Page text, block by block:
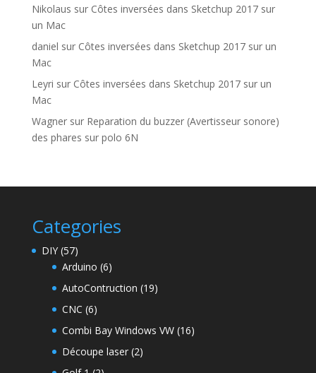
Nikolaus sur Côtes inversées dans Sketchup 2017 sur
un Mac
daniel sur Côtes inversées dans Sketchup 2017 sur un
Mac
Leyri sur Côtes inversées dans Sketchup 2017 sur un
Mac
Wagnersur Reparation du buzzer (Avertisseur sonore)
des phares sur polo 6N
Categories
DIY(57)
Arduino (6)
AutoContruction (19)
CNC (6)
Combi Bay Windows VW(16)
Découpe laser(2)